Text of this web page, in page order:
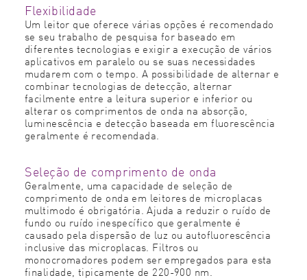
Flexibilidade
Um leitor que oferece várias opções é recomendado
se seu trabalho de pesquisa for baseado em
diferentes tecnologias e exigir a execução de vários
aplicativos em paralelo ou se suas necessidades
mudarem com o tempo. A possibilidade de alternar e
combinar tecnologias de detecção, alternar
facilmente entre a leitura superior e inferior ou
alterar os comprimentos de onda na absorção,
luminescência e detecção baseada em fluorescência
geralmente é recomendada.
Seleção de comprimento de onda
Geralmente, uma capacidade de seleção de
comprimento de onda em leitores de microplacas
multimodo é obrigatória. Ajuda a reduzir o ruído de
fundo ou ruído inespecífico que geralmente é
causado pela dispersão de luz ou autofluorescência
inclusive das microplacas. Filtros ou
monocromadores podem ser empregados para esta
finalidade, tipicamente de 220-900 nm.